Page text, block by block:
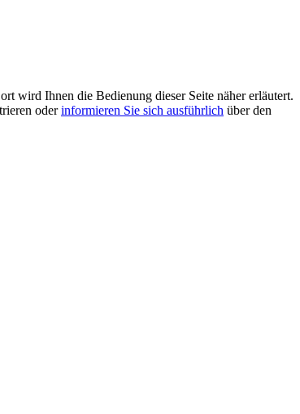
wird Ihnen die Bedienung dieser Seite näher erläutert.
oderinformieren Sie sich ausführlich über den